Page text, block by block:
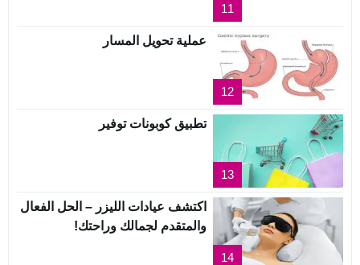
11
12
عملية تحويل المسار
13
تطبيق كوبونات توفير
14
اكتشف عيادات الليزر – الحل الفعال
والمتقدم لجمالك وراحتك!